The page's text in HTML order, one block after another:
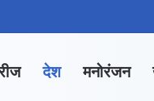
देश मनोरंजन